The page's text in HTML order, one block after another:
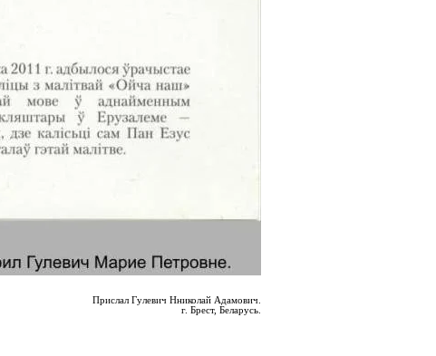
Прислал Гулевич Нниколай Адамович.
г. Брест, Беларусь.